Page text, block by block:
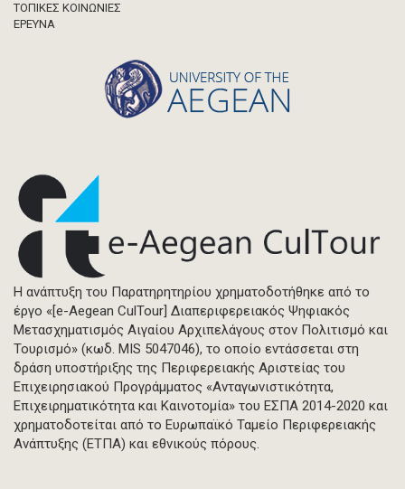
ΤΟΠΙΚΕΣ ΚΟΙΝΩΝΙΕΣ
ΈΡΕΥΝΑ
Η ανάπτυξη του Παρατηρητηρίου χρηματοδοτήθηκε από το
έργο «[e-Aegean CulTour] Διαπεριφερειακός Ψηφιακός
Μετασχηματισμός Αιγαίου Αρχιπελάγους στον Πολιτισμό και
Τουρισμό» (κωδ. MIS 5047046), το οποίο εντάσσεται στη
δράση υποστήριξης της Περιφερειακής Αριστείας του
Επιχειρησιακού Προγράμματος «Ανταγωνιστικότητα,
Επιχειρηματικότητα και Καινοτομία» του ΕΣΠΑ 2014-2020 και
χρηματοδοτείται από το Ευρωπαϊκό Ταμείο Περιφερειακής
Ανάπτυξης (ΕΤΠΑ) και εθνικούς πόρους.